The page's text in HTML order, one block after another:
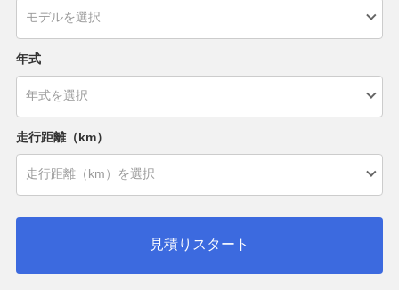
年式
走行距離（km）
見積りスタート